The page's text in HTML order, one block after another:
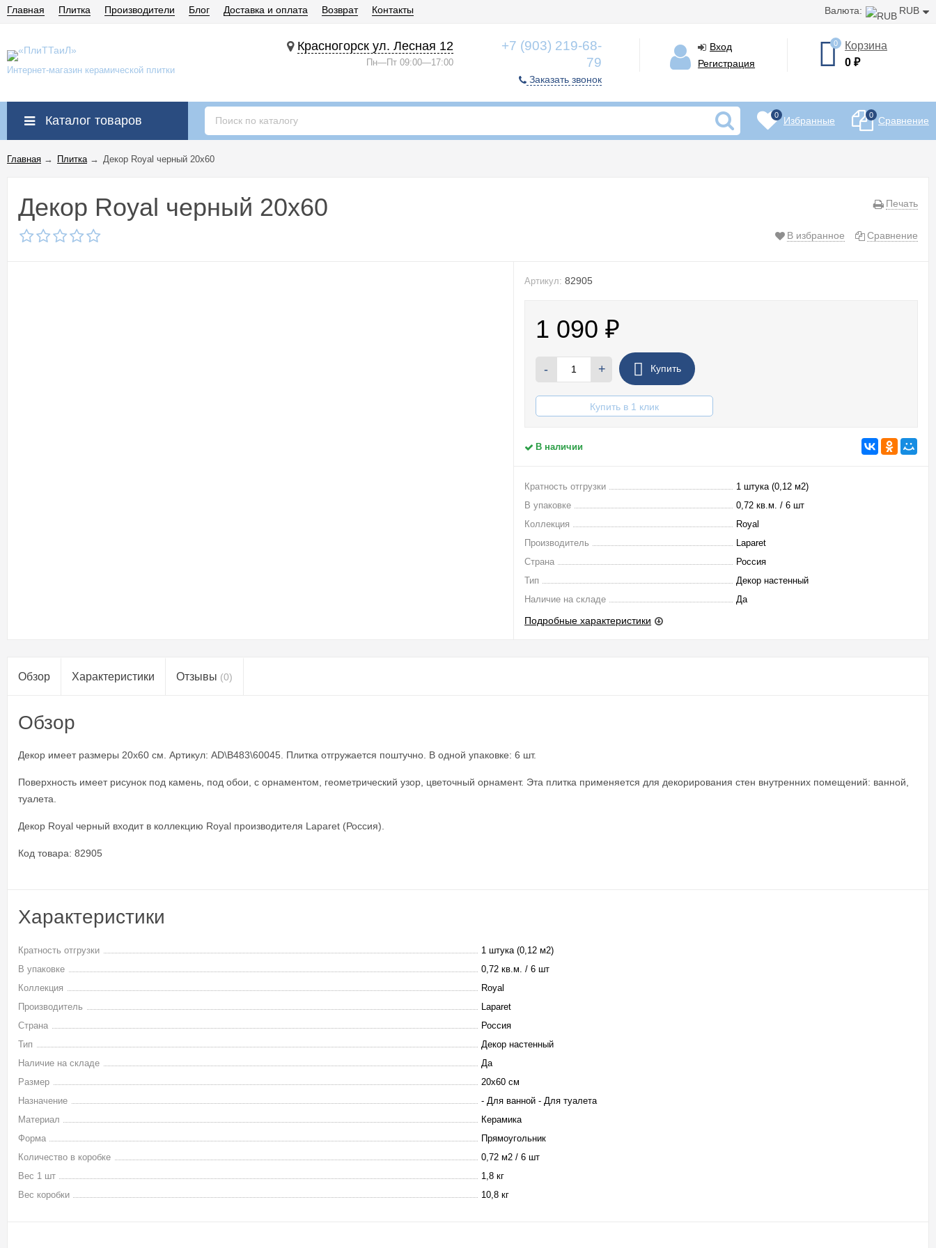
Валюта: RUB
Главная Плитка Производители Блог Доставка и оплата Возврат Контакты
Интернет-магазин керамической плитки
Красногорск ул. Лесная 12
Пн—Пт 09:00—17:00
+7 (903) 219-68-
79
Заказать звонок
Вход
Регистрация
0
Корзина
0 ₽
Каталог товаров 0 Избранные 0 Сравнение
Главная → Плитка→ Декор Royal черный 20x60
Печать
Декор Royal черный 20x60
В избранное Сравнение
Артикул: 82905
1 090₽
- + Купить
Купить в 1 клик
В наличии
Кратность отгрузки
1 штука (0,12 м2)
В упаковке
0,72 кв.м. / 6 шт
Коллекция
Royal
Производитель
Laparet
Страна
Россия
Тип
Декор настенный
Наличие на складе
Да
Подробные характеристики
Обзор Характеристики Отзывы (0)
Обзор
Декор имеет размеры 20x60 см. Артикул: AD\B483\60045. Плитка отгружается поштучно. В одной упаковке: 6 шт.
Поверхность имеет рисунок под камень, под обои, с орнаментом, геометрический узор, цветочный орнамент. Эта плитка применяется для декорирования стен внутренних помещений: ванной,
туалета.
Декор Royal черный входит в коллекцию Royal производителя Laparet (Россия).
Код товара: 82905
Характеристики
Кратность отгрузки
1 штука (0,12 м2)
В упаковке
0,72 кв.м. / 6 шт
Коллекция
Royal
Производитель
Laparet
Страна
Россия
Тип
Декор настенный
Наличие на складе
Да
Размер
20х60 см
Назначение
- Для ванной - Для туалета
Материал
Керамика
Форма
Прямоугольник
Количество в коробке
0,72 м2 / 6 шт
Вес 1 шт
1,8 кг
Вес коробки
10,8 кг